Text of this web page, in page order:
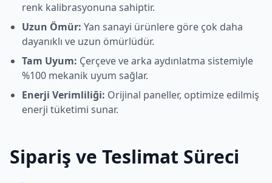
renk kalibrasyonuna sahiptir.
Uzun Ömür: Yan sanayi ürünlere göre çok daha
dayanıklı ve uzun ömürlüdür.
Tam Uyum: Çerçeve ve arka aydınlatma sistemiyle
%100 mekanik uyum sağlar.
Enerji Verimliliği: Orijinal paneller, optimize edilmiş
enerji tüketimi sunar.
Sipariş ve Teslimat Süreci